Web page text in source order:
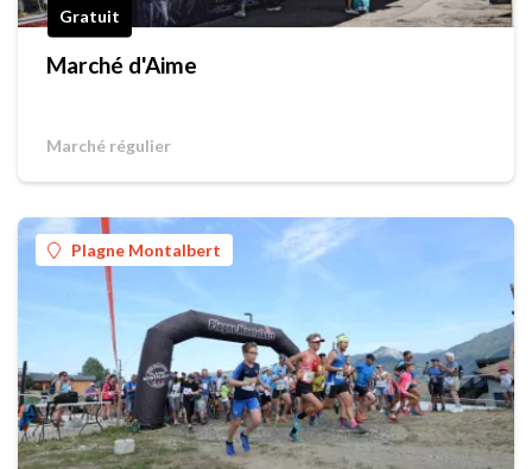
Gratuit
Marché d'Aime
Marché régulier
Plagne Montalbert